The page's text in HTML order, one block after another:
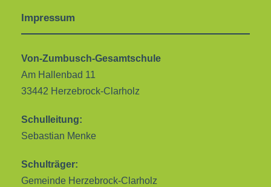
Impressum
Von-Zumbusch-Gesamtschule
Am Hallenbad 11
33442 Herzebrock-Clarholz
Schulleitung:
Sebastian Menke
Schulträger:
Gemeinde Herzebrock-Clarholz